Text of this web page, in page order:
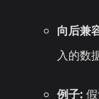
向后兼
入的数
例子: